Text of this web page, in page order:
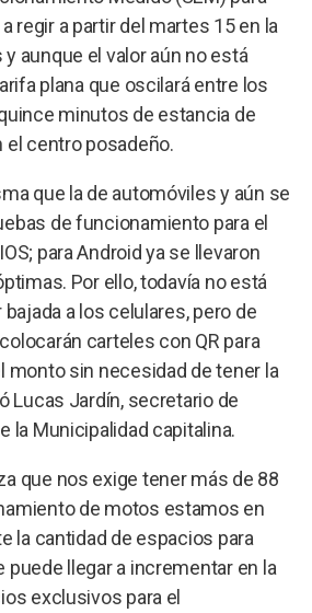
regir a partir del martes 15 en la
aunque el valor aún no está
plana que oscilará entre los
minutos de estancia de
centro posadeño.
que la de automóviles y aún se
de funcionamiento para el
para Android ya se llevaron
Por ello, todavía no está
a los celulares, pero de
carteles con QR para
monto sin necesidad de tener la
Lucas Jardín, secretario de
la Municipalidad capitalina.
que nos exige tener más de 88
de motos estamos en
la cantidad de espacios para
llegar a incrementar en la
exclusivos para el